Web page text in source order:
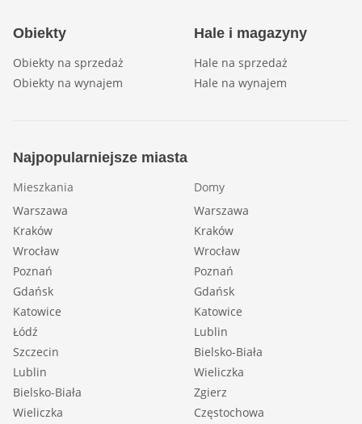
Obiekty
Obiekty na sprzedaż
Obiekty na wynajem
Hale i magazyny
Hale na sprzedaż
Hale na wynajem
Najpopularniejsze miasta
Mieszkania
Warszawa
Kraków
Wrocław
Poznań
Gdańsk
Katowice
Łódź
Szczecin
Lublin
Bielsko-Biała
Wieliczka
Domy
Warszawa
Kraków
Wrocław
Poznań
Gdańsk
Katowice
Lublin
Bielsko-Biała
Wieliczka
Zgierz
Częstochowa